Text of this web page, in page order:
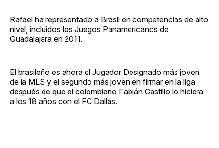
Rafael ha representado a Brasil en competencias de alto
nivel, incluidos los Juegos Panamericanos de
Guadalajara en 2011.
El brasileño es ahora el Jugador Designado más joven
de la MLS y el segundo más joven en firmar en la liga
después de que el colombiano Fabián Castillo lo hiciera
a los 18 años con el FC Dallas.